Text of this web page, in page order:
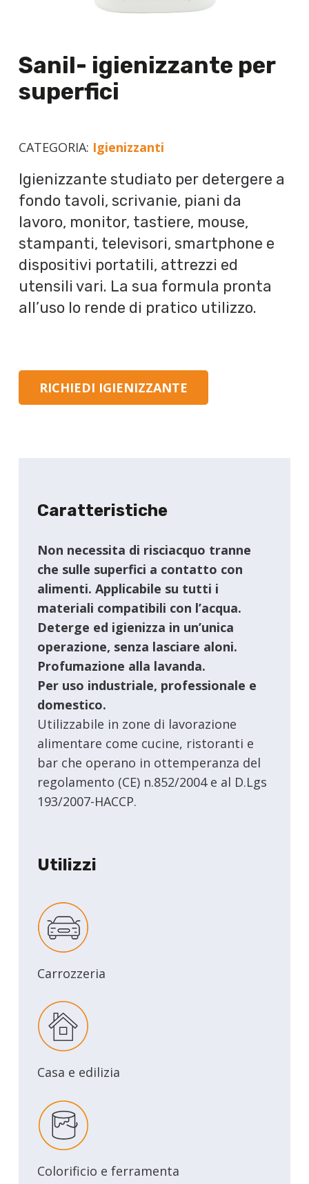
Sanil- igienizzante per
superfici
CATEGORIA: Igienizzanti
Igienizzante studiato per detergere a
fondo tavoli, scrivanie, piani da
lavoro, monitor, tastiere, mouse,
stampanti, televisori, smartphone e
dispositivi portatili, attrezzi ed
utensili vari. La sua formula pronta
all’uso lo rende di pratico utilizzo.
RICHIEDI IGIENIZZANTE
Caratteristiche
Non necessita di risciacquo tranne
che sulle superfici a contatto con
alimenti. Applicabile su tutti i
materiali compatibili con l’acqua.
Deterge ed igienizza in un’unica
operazione, senza lasciare aloni.
Profumazione alla lavanda.
Per uso industriale, professionale e
domestico.
Utilizzabile in zone di lavorazione
alimentare come cucine, ristoranti e
bar che operano in ottemperanza del
regolamento (CE) n.852/2004 e al D.Lgs
193/2007-HACCP.
Utilizzi
Carrozzeria
Casa e edilizia
Colorificio e ferramenta